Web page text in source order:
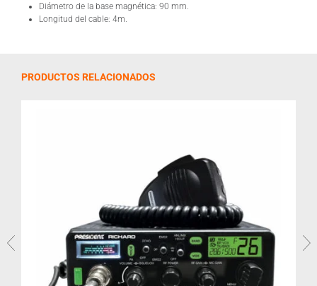
Diámetro de la base magnética: 90 mm.
Longitud del cable: 4m.
PRODUCTOS RELACIONADOS